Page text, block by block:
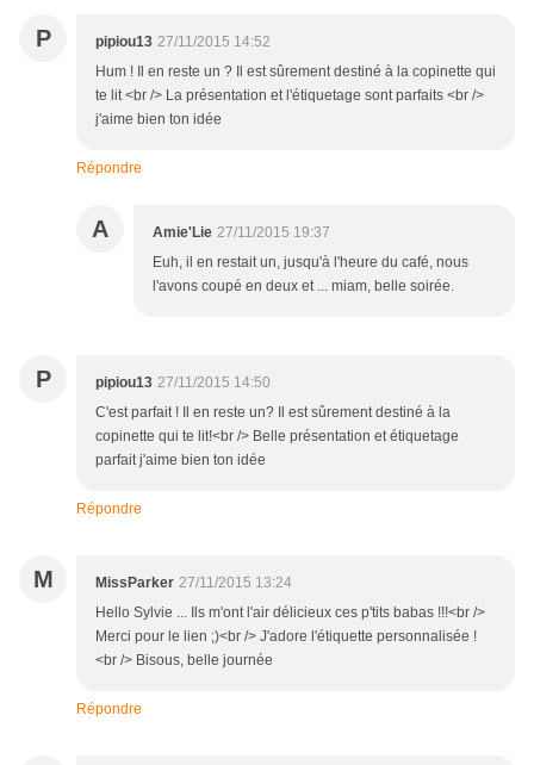
P pipiou13 27/11/2015 14:52
Hum ! Il en reste un ? Il est sûrement destiné à la copinette qui
te lit <br /> La présentation et l'étiquetage sont parfaits <br />
j'aime bien ton idée
Répondre
A Amie'Lie 27/11/2015 19:37
Euh, il en restait un, jusqu'à l'heure du café, nous
l'avons coupé en deux et ... miam, belle soirée.
P pipiou13 27/11/2015 14:50
C'est parfait ! Il en reste un? Il est sûrement destiné à la
copinette qui te lit!<br /> Belle présentation et étiquetage
parfait j'aime bien ton idée
Répondre
M MissParker 27/11/2015 13:24
Hello Sylvie ... Ils m'ont l'air délicieux ces p'tits babas !!!<br />
Merci pour le lien ;)<br /> J'adore l'étiquette personnalisée !
<br /> Bisous, belle journée
Répondre